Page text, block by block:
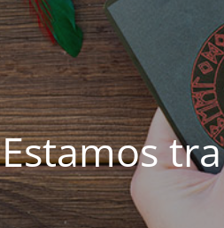
Estamos